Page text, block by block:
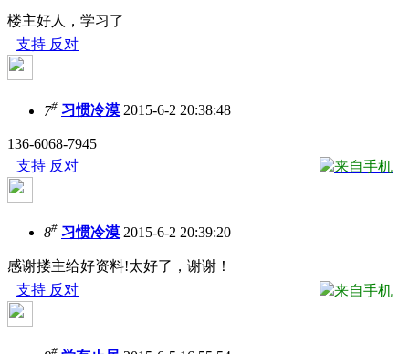
楼主好人，学习了
支持 反对
7# 习惯冷漠 2015-6-2 20:38:48
136-6068-7945
支持 反对 来自手机
8# 习惯冷漠 2015-6-2 20:39:20
感谢搂主给好资料!太好了，谢谢！
支持 反对 来自手机